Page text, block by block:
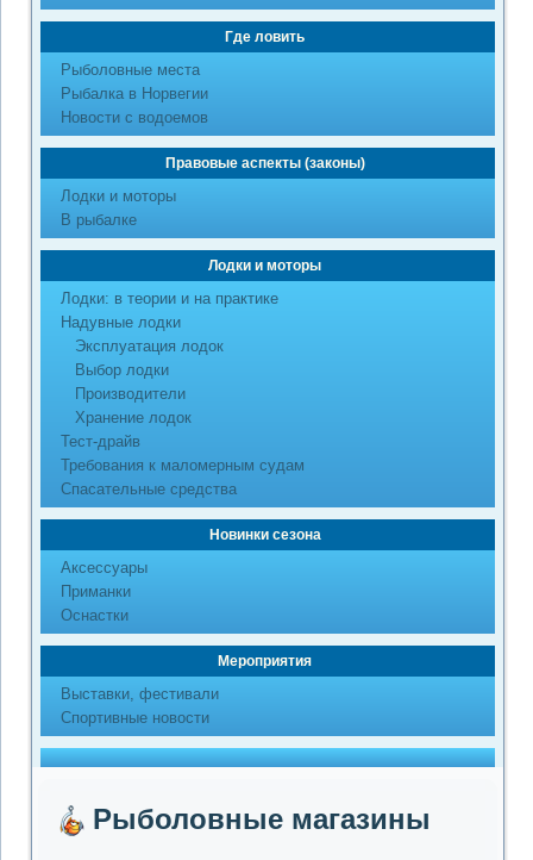
Где ловить
Рыболовные места
Рыбалка в Норвегии
Новости с водоемов
Правовые аспекты (законы)
Лодки и моторы
В рыбалке
Лодки и моторы
Лодки: в теории и на практике
Надувные лодки
Эксплуатация лодок
Выбор лодки
Производители
Хранение лодок
Тест-драйв
Требования к маломерным судам
Спасательные средства
Новинки сезона
Аксессуары
Приманки
Оснастки
Мероприятия
Выставки, фестивали
Спортивные новости
Рыболовные магазины